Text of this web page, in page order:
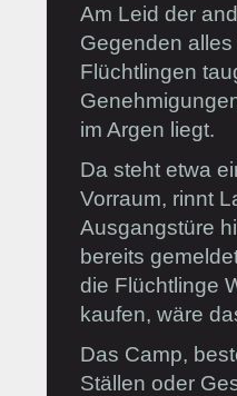
Am Leid der
Gegenden
Flüchtlingen
im Argen liegt.
Da steht etwa
Vorraum, rinnt
Ausgangstüre
bereits
die Flüchtlinge
kaufen, wäre
Das Camp,
Ställen oder